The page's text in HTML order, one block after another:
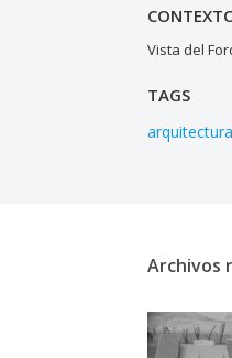
Vista del
TAGS
arquitectura
Archivos